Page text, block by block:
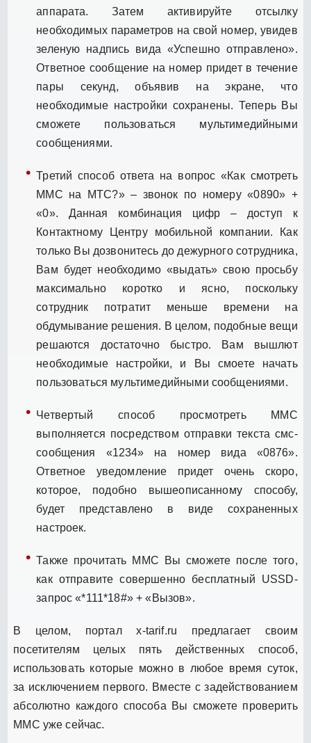
аппарата. Затем активируйте отсылку
необходимых параметров на свой номер, увидев
зеленую надпись вида «Успешно отправлено».
Ответное сообщение на номер придет в течение
пары секунд, объявив на экране, что
необходимые настройки сохранены. Теперь Вы
сможете пользоваться мультимедийными
сообщениями.
Третий способ ответа на вопрос «Как смотреть
ММС на МТС?» – звонок по номеру «0890» +
«0». Данная комбинация цифр – доступ к
Контактному Центру мобильной компании. Как
только Вы дозвонитесь до дежурного сотрудника,
Вам будет необходимо «выдать» свою просьбу
максимально коротко и ясно, поскольку
сотрудник потратит меньше времени на
обдумывание решения. В целом, подобные вещи
решаются достаточно быстро. Вам вышлют
необходимые настройки, и Вы смоете начать
пользоваться мультимедийными сообщениями.
Четвертый способ просмотреть ММС
выполняется посредством отправки текста смс-
сообщения «1234» на номер вида «0876».
Ответное уведомление придет очень скоро,
которое, подобно вышеописанному способу,
будет представлено в виде сохраненных
настроек.
Также прочитать ММС Вы сможете после того,
как отправите совершенно бесплатный USSD-
запрос «*111*18#» + «Вызов».
В целом, портал x-tarif.ru предлагает своим
посетителям целых пять действенных способ,
использовать которые можно в любое время суток,
за исключением первого. Вместе с задействованием
абсолютно каждого способа Вы сможете проверить
ММС уже сейчас.